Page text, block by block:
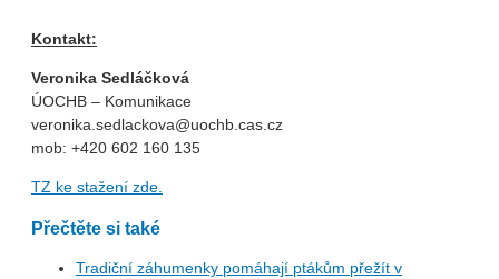
Kontakt:
Veronika Sedláčková
ÚOCHB – Komunikace
veronika.sedlackova@uochb.cas.cz
mob: +420 602 160 135
TZ ke stažení zde.
Přečtěte si také
Tradiční záhumenky pomáhají ptákům přežít v